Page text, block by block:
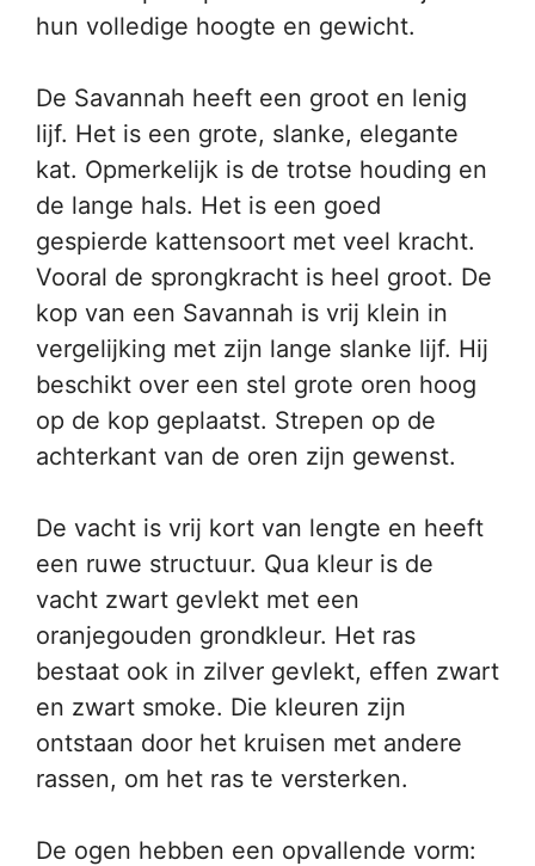
hun volledige hoogte en gewicht.
De Savannah heeft een groot en lenig
lijf. Het is een grote, slanke, elegante
kat. Opmerkelijk is de trotse houding en
de lange hals. Het is een goed
gespierde kattensoort met veel kracht.
Vooral de sprongkracht is heel groot. De
kop van een Savannah is vrij klein in
vergelijking met zijn lange slanke lijf. Hij
beschikt over een stel grote oren hoog
op de kop geplaatst. Strepen op de
achterkant van de oren zijn gewenst.
De vacht is vrij kort van lengte en heeft
een ruwe structuur. Qua kleur is de
vacht zwart gevlekt met een
oranjegouden grondkleur. Het ras
bestaat ook in zilver gevlekt, effen zwart
en zwart smoke. Die kleuren zijn
ontstaan door het kruisen met andere
rassen, om het ras te versterken.
De ogen hebben een opvallende vorm: